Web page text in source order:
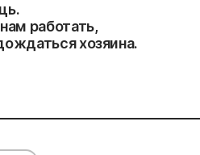
работать,
хозяина.